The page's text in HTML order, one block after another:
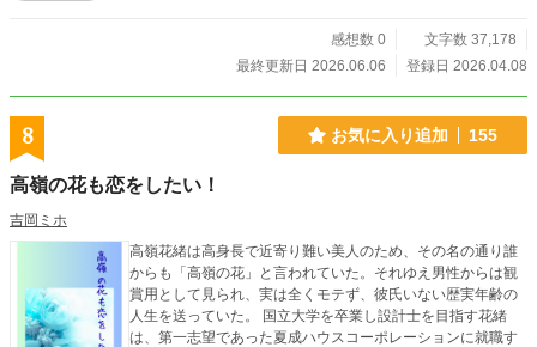
感想数 0
文字数 37,178
最終更新日 2026.06.06
登録日 2026.04.08
8 お気に入り追加 155
高嶺の花も恋をしたい！
吉岡ミホ
高嶺花緒は高身長で近寄り難い美人のため、その名の通り誰
からも「高嶺の花」と言われていた。それゆえ男性からは観
賞用として見られ、実は全くモテず、彼氏いない歴実年齢の
人生を送っていた。 国立大学を卒業し設計士を目指す花緒
は、第一志望であった夏成ハウスコーポレーションに就職す